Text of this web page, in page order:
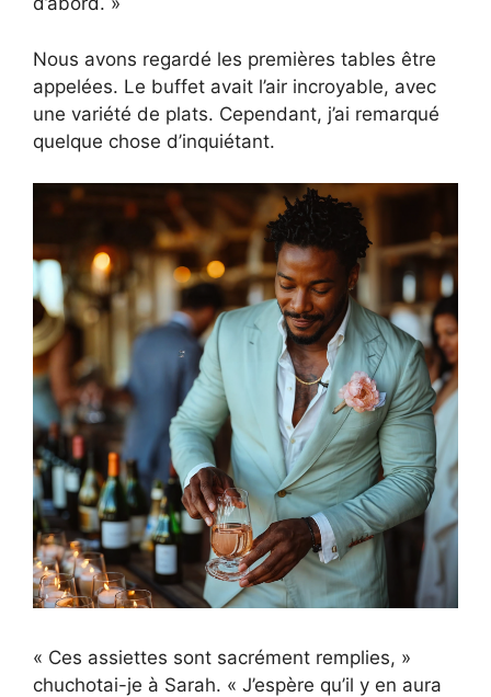
Nous avons regardé les premières tables être
appelées. Le buffet avait l’air incroyable, avec
une variété de plats. Cependant, j’ai remarqué
quelque chose d’inquiétant.
« Ces assiettes sont sacrément remplies, »
chuchotai-je à Sarah. « J’espère qu’il y en aura